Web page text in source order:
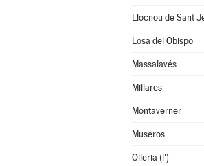
Llocnou de Sant
Losa del Obispo
Massalavés
Millares
Montaverner
Museros
Olleria (l')